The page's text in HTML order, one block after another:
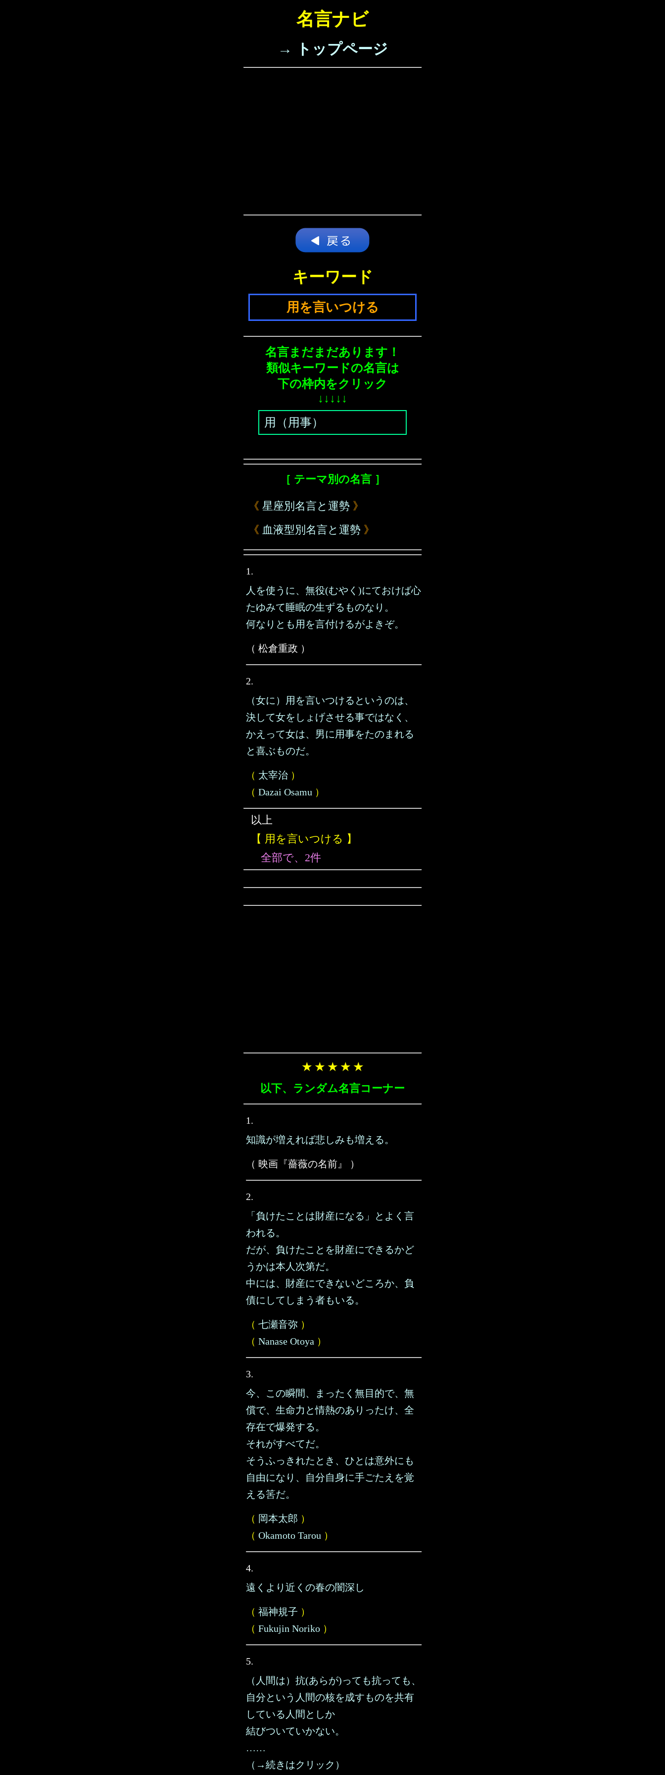
名言ナビ
→ トップページ
キーワード
用を言いつける
名言まだまだあります！
類似キーワードの名言は
下の枠内をクリック
↓↓↓↓↓
用（用事）
［ テーマ別の名言 ］
《 星座別名言と運勢 》
《 血液型別名言と運勢 》
1.
人を使うに、無役(むやく)にておけば心
たゆみて睡眠の生ずるものなり。
何なりとも用を言付けるがよきぞ。
（ 松倉重政 ）
2.
（女に）用を言いつけるというのは、
決して女をしょげさせる事ではなく、
かえって女は、男に用事をたのまれる
と喜ぶものだ。
（ 太宰治 ）
（ Dazai Osamu ）
以上
【 用を言いつける 】
全部で、2件
★ ★ ★ ★ ★
以下、ランダム名言コーナー
1.
知識が増えれば悲しみも増える。
（ 映画『薔薇の名前』 ）
2.
「負けたことは財産になる」とよく言
われる。
だが、負けたことを財産にできるかど
うかは本人次第だ。
中には、財産にできないどころか、負
債にしてしまう者もいる。
（ 七瀬音弥 ）
（ Nanase Otoya ）
3.
今、この瞬間、まったく無目的で、無
償で、生命力と情熱のありったけ、全
存在で爆発する。
それがすべてだ。
そうふっきれたとき、ひとは意外にも
自由になり、自分自身に手ごたえを覚
える筈だ。
（ 岡本太郎 ）
（ Okamoto Tarou ）
4.
遠くより近くの春の闇深し
（ 福神規子 ）
（ Fukujin Noriko ）
5.
（人間は）抗(あらが)っても抗っても、
自分という人間の核を成すものを共有
している人間としか
結びついていかない。
……
（→続きはクリック）